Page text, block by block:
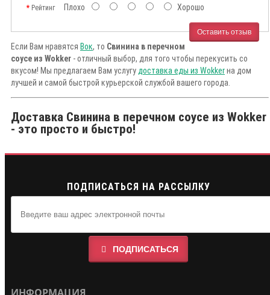
РейтингПлохо Хорошо
Оставить отзыв
Если Вам нравятся Вок, то Свинина в перечном
соусе из Wokker - отличный выбор, для того чтобы перекусить со
вкусом! Мы предлагаем Вам услугу доставка еды из Wokkerна дом
лучшей и самой быстрой курьерской службой вашего города.
Доставка Свинина в перечном соусе из Wokker
- это просто и быстро!
ПОДПИСАТЬСЯ НА РАССЫЛКУ
ПОДПИСАТЬСЯ